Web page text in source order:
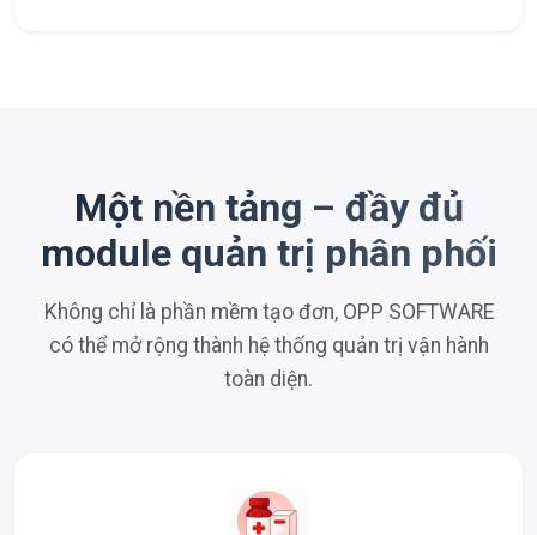
Một nền tảng – đầy đủ
module quản trị phân phối
Không chỉ là phần mềm tạo đơn, OPP SOFTWARE
có thể mở rộng thành hệ thống quản trị vận hành
toàn diện.